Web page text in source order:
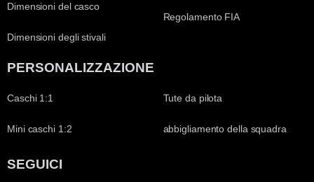
Dimensioni del casco
Dimensioni degli stivali
Regolamento FIA
PERSONALIZZAZIONE
Caschi 1:1
Mini caschi 1:2
Tute da pilota
abbigliamento della squadra
SEGUICI